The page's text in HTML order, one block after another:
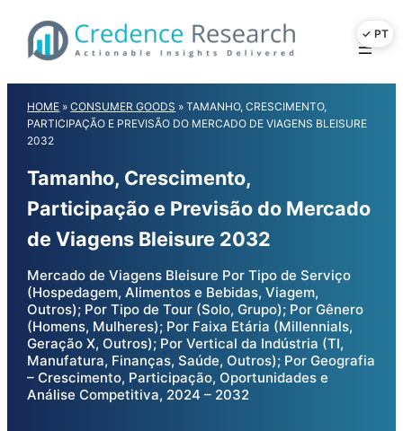
content
HOME »CONSUMER GOODS »TAMANHO, CRESCIMENTO,
PARTICIPAÇÃO E PREVISÃO DO MERCADO DE VIAGENS BLEISURE
2032
Tamanho, Crescimento,
Participação e Previsão do Mercado
de Viagens Bleisure 2032
Mercado de Viagens Bleisure Por Tipo de Serviço
(Hospedagem, Alimentos e Bebidas, Viagem,
Outros); Por Tipo de Tour (Solo, Grupo); Por Gênero
(Homens, Mulheres); Por Faixa Etária (Millennials,
Geração X, Outros); Por Vertical da Indústria (TI,
Manufatura, Finanças, Saúde, Outros); Por Geografia
– Crescimento, Participação, Oportunidades e
Análise Competitiva, 2024 – 2032